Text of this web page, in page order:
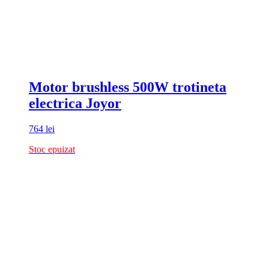
Motor brushless 500W trotineta
electrica Joyor
764 lei
Stoc epuizat